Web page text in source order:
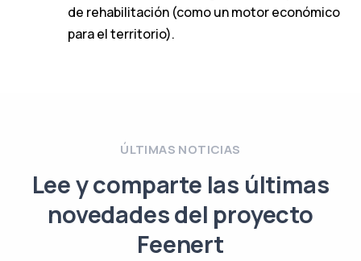
de rehabilitación (como un motor económico
para el territorio).
ÚLTIMAS NOTICIAS
Lee y comparte las últimas
novedades del proyecto
Feenert